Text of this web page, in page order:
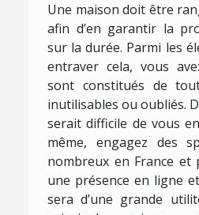
Une maison doit être
afin d’en garantir la
sur la durée. Parmi les
entraver cela, vous
sont constitués de
inutilisables ou oubliés.
serait difficile de vous
même, engagez des
nombreux en France
une présence en ligne
sera d’une grande